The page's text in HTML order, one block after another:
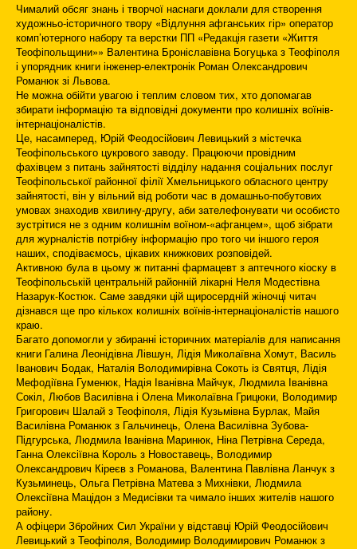
Чималий обсяг знань і творчої наснаги доклали для створення
художньо-історичного твору «Відлуння афганських гір» оператор
комп’ютерного набору та верстки ПП «Редакція газети «Життя
Теофіпольщини»» Валентина Броніславівна Богуцька з Теофіполя
і упорядник книги інженер-електронік Роман Олександрович
Романюк зі Львова.
Не можна обійти увагою і теплим словом тих, хто допомагав
збирати інформацію та відповідні документи про колишніх воїнів-
інтернаціоналістів.
Це, насамперед, Юрій Феодосійович Левицький з містечка
Теофіпольського цукрового заводу. Працюючи провідним
фахівцем з питань зайнятості відділу надання соціальних послуг
Теофіпольської районної філії Хмельницького обласного центру
зайнятості, він у вільний від роботи час в домашньо-побутових
умовах знаходив хвилину-другу, аби зателефонувати чи особисто
зустрітися не з одним колишнім воїном-«афганцем», щоб зібрати
для журналістів потрібну інформацію про того чи іншого героя
наших, сподіваємось, цікавих книжкових розповідей.
Активною була в цьому ж питанні фармацевт з аптечного кіоску в
Теофіпольській центральній районній лікарні Неля Модестівна
Назарук-Костюк. Саме завдяки цій щиросердній жіночці читач
дізнався ще про кількох колишніх воїнів-інтернаціоналістів нашого
краю.
Багато допомогли у збиранні історичних матеріалів для написання
книги Галина Леонідівна Лівшун, Лідія Миколаївна Хомут, Василь
Іванович Бодак, Наталія Володимирівна Сокоть із Святця, Лідія
Мефодіївна Гуменюк, Надія Іванівна Майчук, Людмила Іванівна
Сокіл, Любов Василівна і Олена Миколаївна Грицюки, Володимир
Григорович Шалай з Теофіполя, Лідія Кузьмівна Бурлак, Майя
Василівна Романюк з Гальчинець, Олена Василівна Зубова-
Підгурська, Людмила Іванівна Маринюк, Ніна Петрівна Середа,
Ганна Олексіївна Король з Новоставець, Володимир
Олександрович Кіреєв з Романова, Валентина Павлівна Ланчук з
Кузьминець, Ольга Петрівна Матева з Михнівки, Людмила
Олексіївна Мацідон з Медисівки та чимало інших жителів нашого
району.
А офіцери Збройних Сил України у відставці Юрій Феодосійович
Левицький з Теофіполя, Володимир Володимирович Романюк з